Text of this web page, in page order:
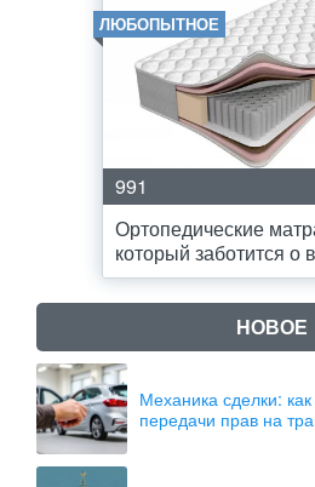
ЛЮБОПЫТНОЕ
991
Ортопедические
который заботится о
НОВОЕ
Механика сделки:
передачи прав на